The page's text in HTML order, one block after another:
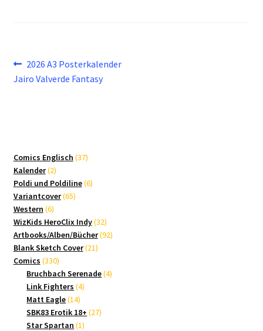
Beitragsnavigation
Vorheriger
Beitrag:
2026 A3 Posterkalender
Jairo Valverde Fantasy
Comics Englisch 3737
Kalender 22
Produkte
Poldi und Poldiline 66
Variantcover 6565
Western 66
Produkte
WizKids HeroClix Indy 3232
Produkte
Artbooks/Alben/Bücher 9292
Blank Sketch Cover 2121
Comics 330330
Produkte
Bruchbach Serenade 44
Link Fighters 44
Matt Eagle 1414
Produkte
SBK83 Erotik 18+ 2727
Star Spartan 11